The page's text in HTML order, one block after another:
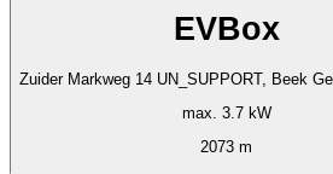
EVBox
Zuider Markweg 14 UN_SUPPORT, Beek
max. 3.7 kW
2073 m